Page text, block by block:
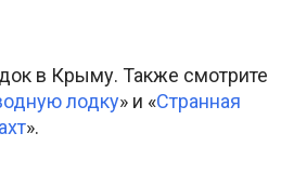
в Крыму. Также смотрите
лодку» и «Странная
».